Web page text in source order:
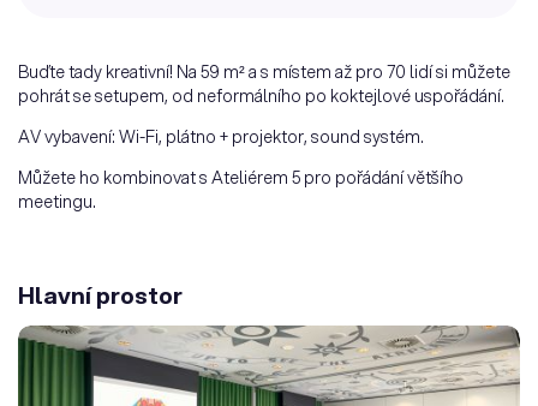
Buďte tady kreativní! Na 59 m² a s místem až pro 70 lidí si můžete
pohrát se setupem, od neformálního po koktejlové uspořádání.
AV vybavení: Wi-Fi, plátno + projektor, sound systém.
Můžete ho kombinovat s Ateliérem 5 pro pořádání většího
meetingu.
Hlavní prostor